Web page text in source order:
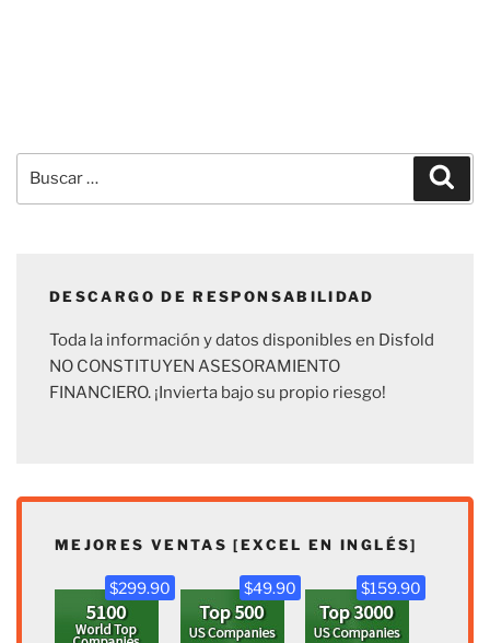
por:
DESCARGO DE RESPONSABILIDAD
Toda la información y datos disponibles en Disfold
NO CONSTITUYEN ASESORAMIENTO
FINANCIERO. ¡Invierta bajo su propio riesgo!
MEJORES VENTAS [EXCEL EN INGLÉS]
$299.90 $49.90 $159.90